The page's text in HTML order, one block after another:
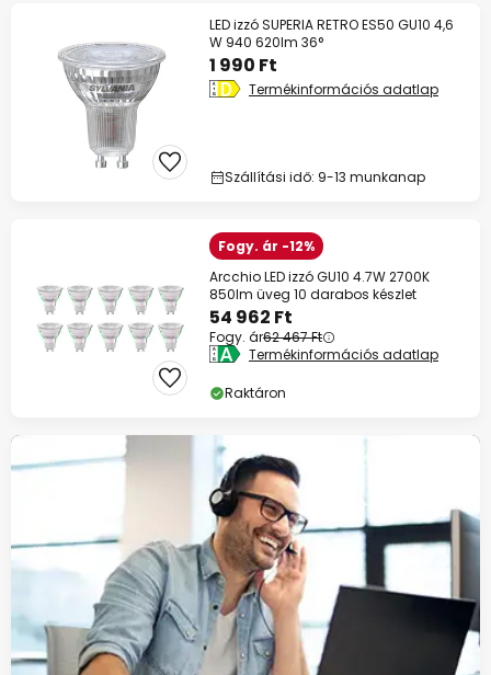
LED izzó SUPERIA RETRO ES50 GU10 4,6
W 940 620lm 36°
1 990 Ft
Termékinformációs adatlap
Szállítási idő: 9-13 munkanap
Fogy. ár -12%
Arcchio LED izzó GU10 4.7W 2700K
850lm üveg 10 darabos készlet
54 962 Ft
Fogy. ár62 467 Ft
Termékinformációs adatlap
Raktáron